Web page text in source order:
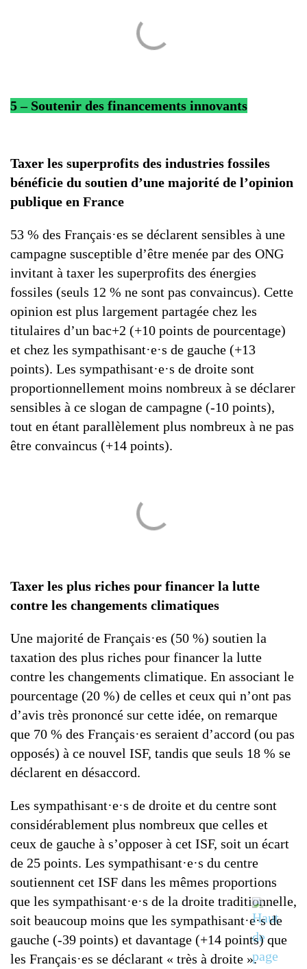
5 – Soutenir des financements innovants
Taxer les superprofits des industries fossiles
bénéficie du soutien d’une majorité de l’opinion
publique en France
53 % des Français·es se déclarent sensibles à une
campagne susceptible d’être menée par des ONG
invitant à taxer les superprofits des énergies
fossiles (seuls 12 % ne sont pas convaincus). Cette
opinion est plus largement partagée chez les
titulaires d’un bac+2 (+10 points de pourcentage)
et chez les sympathisant·e·s de gauche (+13
points). Les sympathisant·e·s de droite sont
proportionnellement moins nombreux à se déclarer
sensibles à ce slogan de campagne (-10 points),
tout en étant parallèlement plus nombreux à ne pas
être convaincus (+14 points).
Taxer les plus riches pour financer la lutte
contre les changements climatiques
Une majorité de Français·es (50 %) soutien la
taxation des plus riches pour financer la lutte
contre les changements climatique. En associant le
pourcentage (20 %) de celles et ceux qui n’ont pas
d’avis très prononcé sur cette idée, on remarque
que 70 % des Français·es seraient d’accord (ou pas
opposés) à ce nouvel ISF, tandis que seuls 18 % se
déclarent en désaccord.
Les sympathisant·e·s de droite et du centre sont
considérablement plus nombreux que celles et
ceux de gauche à s’opposer à cet ISF, soit un écart
de 25 points. Les sympathisant·e·s du centre
soutiennent cet ISF dans les mêmes proportions
que les sympathisant·e·s de la droite traditionnelle,
soit beaucoup moins que les sympathisant·e·s de
gauche (-39 points) et davantage (+14 points) que
les Français·es se déclarant « très à droite ».